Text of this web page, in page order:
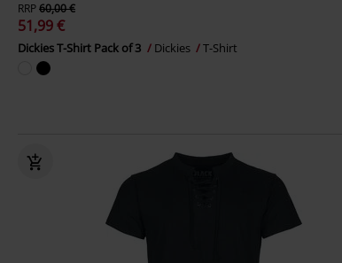
RRP60,00 €
51,99 €
Dickies T-Shirt Pack of 3 Dickies T-Shirt